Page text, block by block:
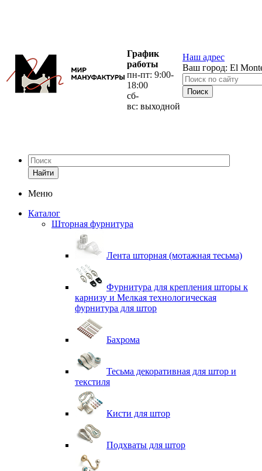
График
работы
пн-пт: 9:00-
18:00
сб-
вс: выходной
Наш адрес
Ваш город: El
Найти
Меню
Каталог
Шторная фурнитура
Лента шторная (мотажная тесьма)
Фурнитура для крепления шторы к
карнизу и Мелкая технологическая
фурнитура для штор
Бахрома
Тесьма декоративная для штор и
текстиля
Кисти для штор
Подхваты для штор